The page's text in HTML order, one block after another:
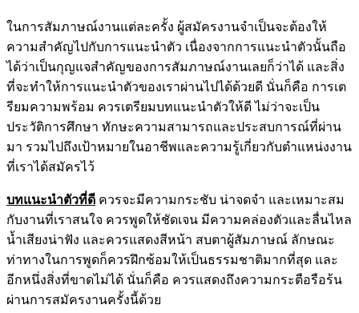
ในการสัมภาษณ์งานแต่ละครั้ง ผู้สมัครงานจำเป็นจะต้องให้
ความสำคัญไปกับการแนะนำตัว เนื่องจากการแนะนำตัวนั้นถือ
ได้ว่าเป็นกุญแจสำคัญของการสัมภาษณ์งานเลยก็ว่าได้ และสิ่ง
ที่จะทำให้การแนะนำตัวของเราผ่านไปได้ด้วยดี นั่นก็คือ การเต
รียมความพร้อม ควรเตรียมบทแนะนำตัวให้ดี ไม่ว่าจะเป็น
ประวัติการศึกษา ทักษะความสามารถและประสบการณ์ที่ผ่าน
มา รวมไปถึงเป้าหมายในอาชีพและความรู้เกี่ยวกับตำแหน่งงาน
ที่เราได้สมัครไว้
บทแนะนำตัวที่ดี ควรจะมีความกระชับ น่าจดจำ และเหมาะสม
กับงานที่เราสนใจ ควรพูดให้ชัดเจน มีความคล่องตัวและลื่นไหล
น้ำเสียงน่าฟัง และควรแสดงสีหน้า สบตาผู้สัมภาษณ์ ลักษณะ
ท่าทางในการพูดก็ควรฝึกซ้อมให้เป็นธรรมชาติมากที่สุด และ
อีกหนึ่งสิ่งที่ขาดไม่ได้ นั่นก็คือ ควรแสดงถึงความกระตือรือร้น
ผ่านการสมัครงานครั้งนี้ด้วย